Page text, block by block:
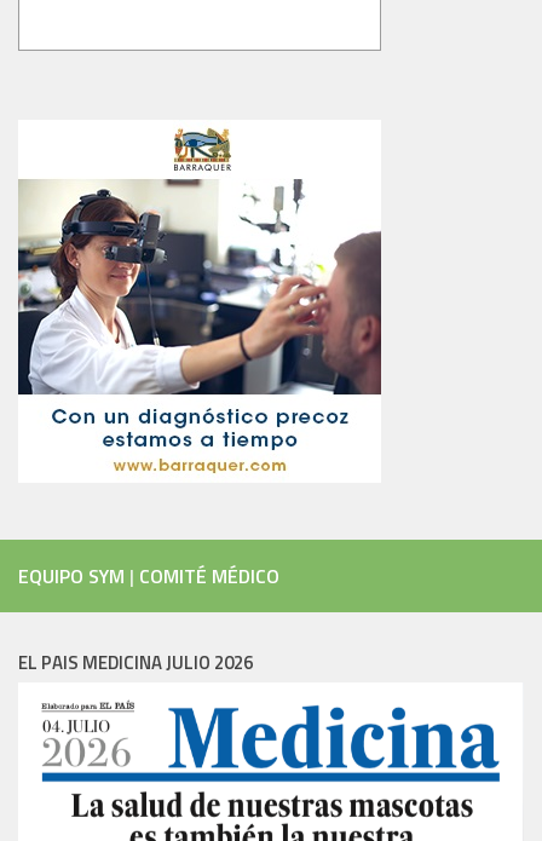
EQUIPO SYM | COMITÉ MÉDICO
EL PAIS MEDICINA JULIO 2026